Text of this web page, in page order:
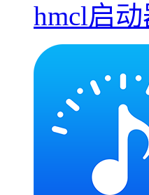
hmcl启